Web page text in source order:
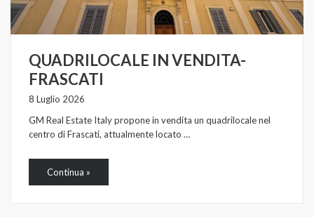
QUADRILOCALE IN VENDITA-
FRASCATI
8 Luglio 2026
GM Real Estate Italy propone in vendita un quadrilocale nel
centro di Frascati, attualmente locato …
Continua »